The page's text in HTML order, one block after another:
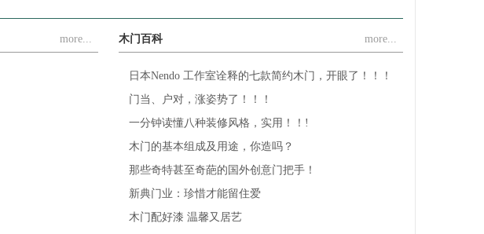
浙江江山欧泰装饰材料厂
江山铭望世家门业有限公司
more... 木门百科 more...
日本Nendo 工作室诠释的七款简约木门，开眼了！！！
门当、户对，涨姿势了！！！
一分钟读懂八种装修风格，实用！！!
木门的基本组成及用途，你造吗？
那些奇特甚至奇葩的国外创意门把手！
新典门业：珍惜才能留住爱
木门配好漆 温馨又居艺